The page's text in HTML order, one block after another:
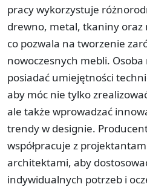
pracy wykorzystuje
drewno, metal, tkaniny oraz
co pozwala na tworzenie
nowoczesnych mebli.
posiadać umiejętności
aby móc nie tylko
ale także wprowadzać
trendy w designie.
współpracuje z
architektami, aby
indywidualnych potrzeb i